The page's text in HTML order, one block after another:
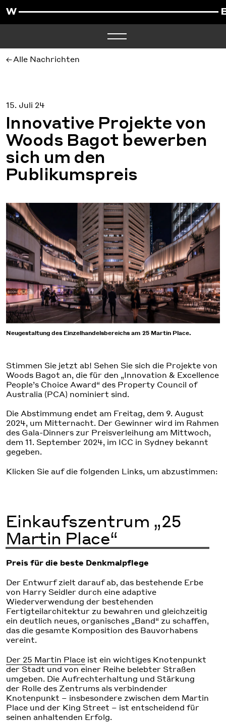
Alle Nachrichten
15. Juli 24
Innovative Projekte von
Woods Bagot bewerben
sich um den
Publikumspreis
Neugestaltung des Einzelhandelsbereichs am 25 Martin Place.
Stimmen Sie jetzt ab! Sehen Sie sich die Projekte von
Woods Bagot an, die für den „Innovation & Excellence
People’s Choice Award“ des Property Council of
Australia (PCA) nominiert sind.
Die Abstimmung endet am Freitag, dem 9. August
2024, um Mitternacht. Der Gewinner wird im Rahmen
des Gala-Dinners zur Preisverleihung am Mittwoch,
dem 11. September 2024, im ICC in Sydney bekannt
gegeben.
Klicken Sie auf die folgenden Links, um abzustimmen:
Einkaufszentrum „25
Martin Place“
Preis für die beste Denkmalpflege
Der Entwurf zielt darauf ab, das bestehende Erbe
von Harry Seidler durch eine adaptive
Wiederverwendung der bestehenden
Fertigteilarchitektur zu bewahren und gleichzeitig
ein deutlich neues, organisches „Band“ zu schaffen,
das die gesamte Komposition des Bauvorhabens
vereint.
Der 25 Martin Place ist ein wichtiges Knotenpunkt
der Stadt und von einer Reihe belebter Straßen
umgeben. Die Aufrechterhaltung und Stärkung
der Rolle des Zentrums als verbindender
Knotenpunkt – insbesondere zwischen dem Martin
Place und der King Street – ist entscheidend für
seinen anhaltenden Erfolg.